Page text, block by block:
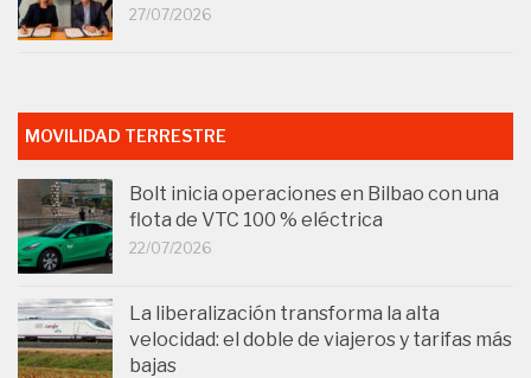
27/07/2026
MOVILIDAD TERRESTRE
Bolt inicia operaciones en Bilbao con una
flota de VTC 100 % eléctrica
22/07/2026
La liberalización transforma la alta
velocidad: el doble de viajeros y tarifas más
bajas